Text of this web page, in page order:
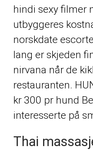
hindi sexy filmer
utbyggeres
norskdate
lang er skjeden
nirvana når de
restauranten.
kr 300 pr hund
interesserte på
Thai